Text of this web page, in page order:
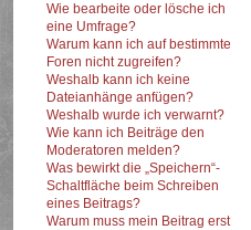
Wie bearbeite oder lösche ich
eine Umfrage?
Warum kann ich auf bestimmte
Foren nicht zugreifen?
Weshalb kann ich keine
Dateianhänge anfügen?
Weshalb wurde ich verwarnt?
Wie kann ich Beiträge den
Moderatoren melden?
Was bewirkt die „Speichern“-
Schaltfläche beim Schreiben
eines Beitrags?
Warum muss mein Beitrag erst